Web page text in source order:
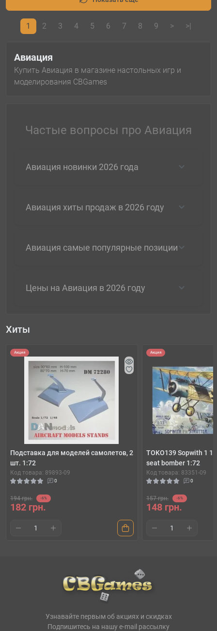
1 2 3 4 5 6 7 8 9 > >|
Авиация
Купить Авиация в магазине настольных игр и
моделирования CBGames
Частые вопросы про Авиация
Авиация новинки 2026 года
Авиация хиты продаж в 2026 году
Авиация самые популярные позиции
Цены на Авиация в 2026 году
Хиты
Акция
Подставка для моделей самолетов, 2
шт. 1:72
Код товара: 89893-09
0
194 грн. -6%
182 грн.
Акция
TOKO139 Sopwith 1
seat bomber 1:72
Код товара: 83351-09
0
157 грн. -6%
148 грн.
Узнавайте первым об акциях и скидках
Подпишитесь на нашу e-mail рассылку